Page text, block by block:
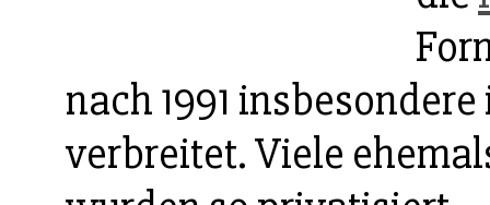
nach 1991
verbreitet. Viele